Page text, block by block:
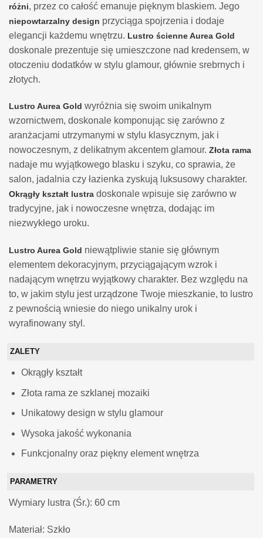
różni, przez co całość emanuje pięknym blaskiem. Jego
niepowtarzalny design przyciąga spojrzenia i dodaje
elegancji każdemu wnętrzu. Lustro ścienne Aurea Gold
doskonale prezentuje się umieszczone nad kredensem, w
otoczeniu dodatków w stylu glamour, głównie srebrnych i
złotych.
Lustro Aurea Gold wyróżnia się swoim unikalnym
wzornictwem, doskonale komponując się zarówno z
aranżacjami utrzymanymi w stylu klasycznym, jak i
nowoczesnym, z delikatnym akcentem glamour. Złota rama
nadaje mu wyjątkowego blasku i szyku, co sprawia, że
salon, jadalnia czy łazienka zyskują luksusowy charakter.
Okrągły kształt lustra doskonale wpisuje się zarówno w
tradycyjne, jak i nowoczesne wnętrza, dodając im
niezwykłego uroku.
Lustro Aurea Gold niewątpliwie stanie się głównym
elementem dekoracyjnym, przyciągającym wzrok i
nadającym wnętrzu wyjątkowy charakter. Bez względu na
to, w jakim stylu jest urządzone Twoje mieszkanie, to lustro
z pewnością wniesie do niego unikalny urok i
wyrafinowany styl.
ZALETY
Okrągły kształt
Złota rama ze szklanej mozaiki
Unikatowy design w stylu glamour
Wysoka jakość wykonania
Funkcjonalny oraz piękny element wnętrza
PARAMETRY
Wymiary lustra (Śr.): 60 cm
Materiał: Szkło